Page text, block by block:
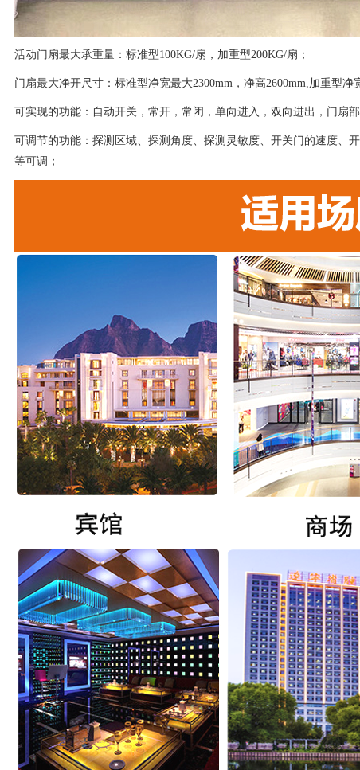
活动门扇最大承重量：标准型100KG/扇，加重型200KG/扇；
门扇最大净开尺寸：标准型净宽最大2300mm，净高2600mm,加重型
可实现的功能：自动开关，常开，常闭，单向进入，双向进出，门扇
可调节的功能：探测区域、探测角度、探测灵敏度、开关门的速度、
等可调；